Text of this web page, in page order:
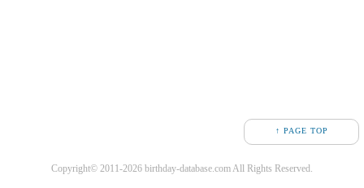
↑ PAGE TOP
Copyright© 2011-2026 birthday-database.com All Rights Reserved.